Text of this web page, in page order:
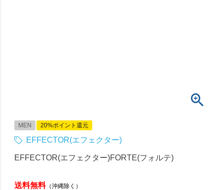
MEN 20%ポイント還元
EFFECTOR(エフェクター)
EFFECTOR(エフェクター)FORTE(フォルテ)
送料無料（沖縄除く）